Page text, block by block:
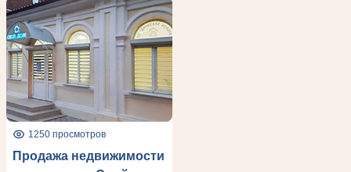
1250 просмотров
Продажа недвижимости